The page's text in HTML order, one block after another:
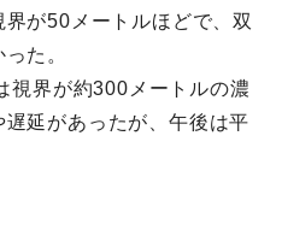
が50メートルほどで、双
た。
視界が約300メートルの濃
延があったが、午後は平